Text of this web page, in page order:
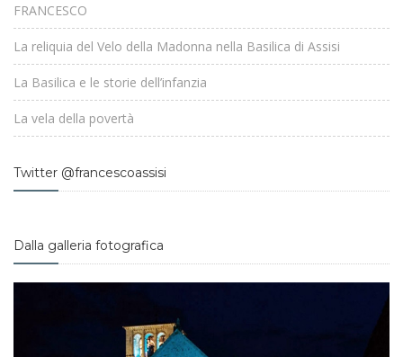
FRANCESCO
La reliquia del Velo della Madonna nella Basilica di Assisi
La Basilica e le storie dell’infanzia
La vela della povertà
Twitter @francescoassisi
Dalla galleria fotografica